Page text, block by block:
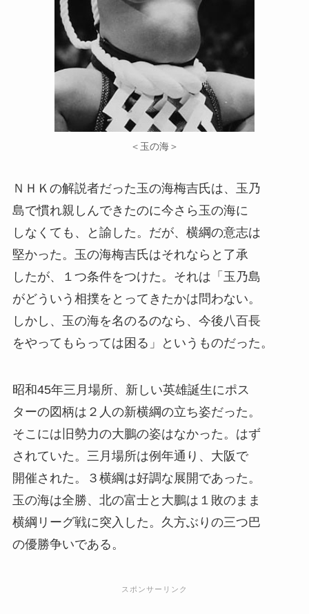
＜玉の海＞
ＮＨＫの解説者だった玉の海梅吉氏は、玉乃
島で慣れ親しんできたのに今さら玉の海に
しなくても、と諭した。だが、横綱の意志は
堅かった。玉の海梅吉氏はそれならと了承
したが、１つ条件をつけた。それは「玉乃島
がどういう相撲をとってきたかは問わない。
しかし、玉の海を名のるのなら、今後八百長
をやってもらっては困る」というものだった。
昭和45年三月場所、新しい英雄誕生にポス
ターの図柄は２人の新横綱の立ち姿だった。
そこには旧勢力の大鵬の姿はなかった。はず
されていた。三月場所は例年通り、大阪で
開催された。３横綱は好調な展開であった。
玉の海は全勝、北の富士と大鵬は１敗のまま
横綱リーグ戦に突入した。久方ぶりの三つ巴
の優勝争いである。
スポンサーリンク